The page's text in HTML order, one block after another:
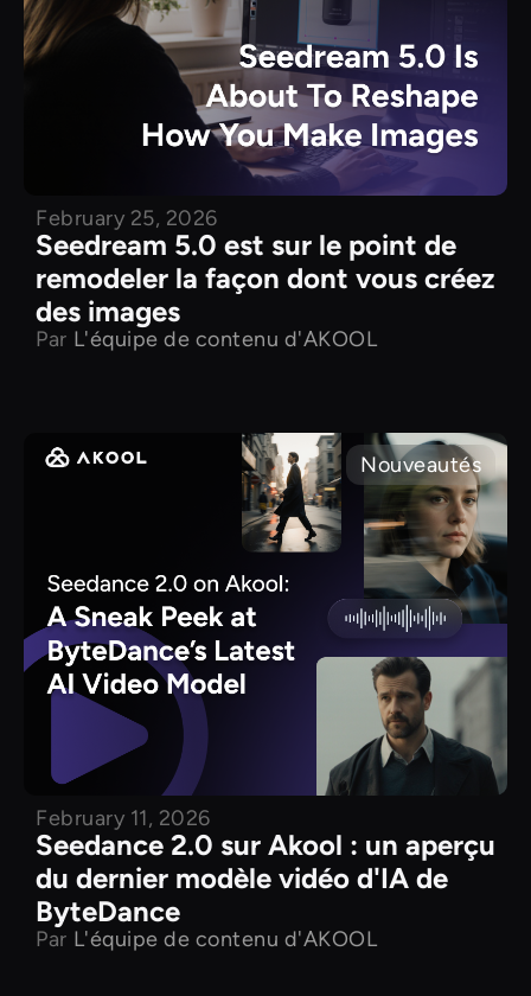
February 25, 2026
Seedream 5.0 est sur le point de
remodeler la façon dont vous créez
des images
Par L'équipe de contenu d'AKOOL
Nouveautés
February 11, 2026
Seedance 2.0 sur Akool : un aperçu
du dernier modèle vidéo d'IA de
ByteDance
Par L'équipe de contenu d'AKOOL